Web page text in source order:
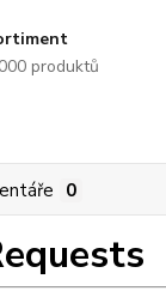
produktů
0